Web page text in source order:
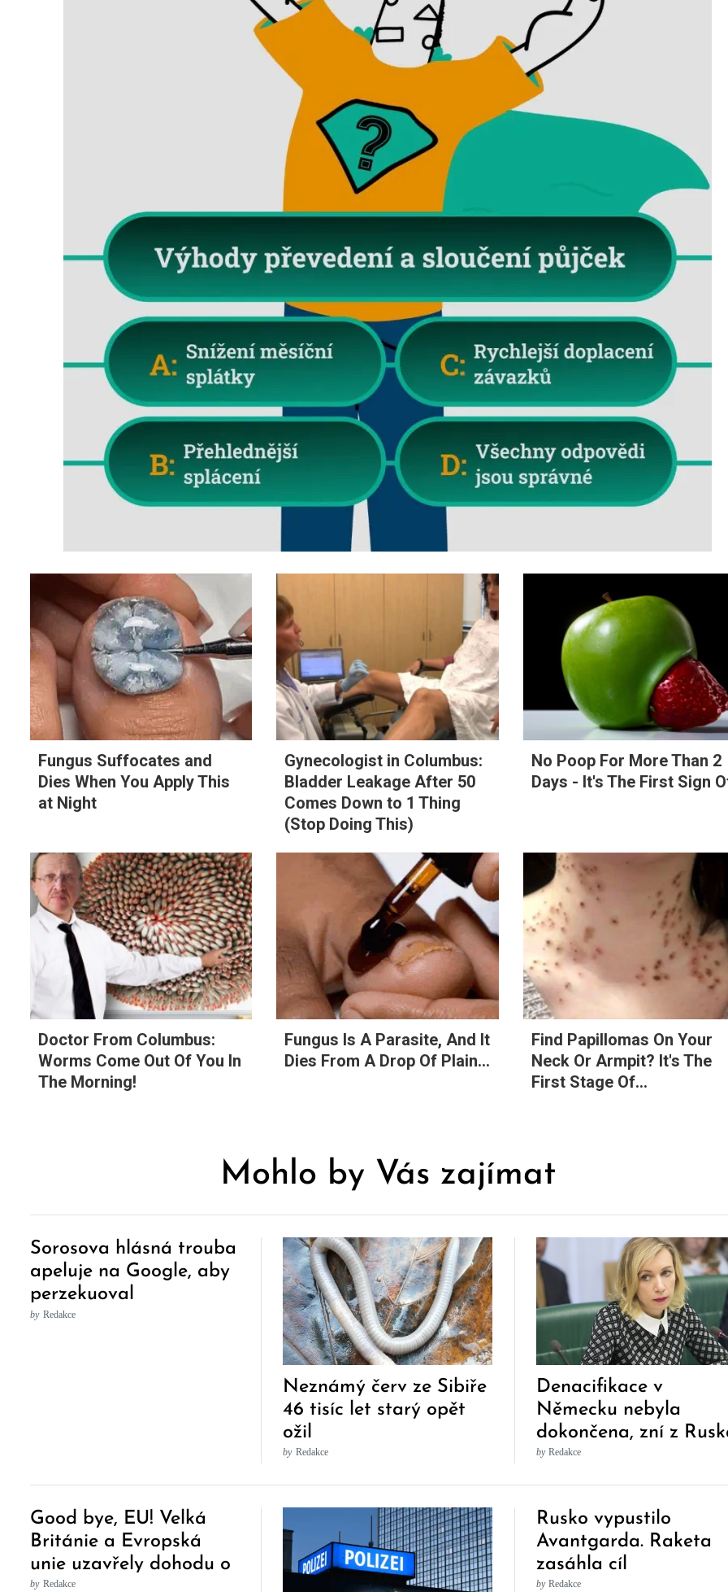
Fungus Suffocates and
Dies When You Apply This
at Night
Gynecologist in Columbus:
Bladder Leakage After 50
Comes Down to 1 Thing
(Stop Doing This)
No Poop For More Than 2
Days - It's The First Sign
Doctor From Columbus:
Worms Come Out Of You In
The Morning!
Fungus Is A Parasite, And It
Dies From A Drop Of Plain...
Find Papillomas On Your
Neck Or Armpit? It's The
First Stage Of...
Mohlo by Vás zajímat
Sorosova hlásná trouba
apeluje na Google, aby
perzekuoval
“konspirační teorie”
by Redakce
Neznámý červ ze Sibiře
46 tisíc let starý opět
ožil
by Redakce
Denacifikace v
Německu nebyla
dokončena, zní z
Přišla tvrdá reakce
by Redakce
Good bye, EU! Velká
Británie a Evropská
unie uzavřely dohodu o
volném obchodu po
by Redakce
Rusko vypustilo
Avantgarda. Raketa
zasáhla cíl
by Redakce
Search
for: